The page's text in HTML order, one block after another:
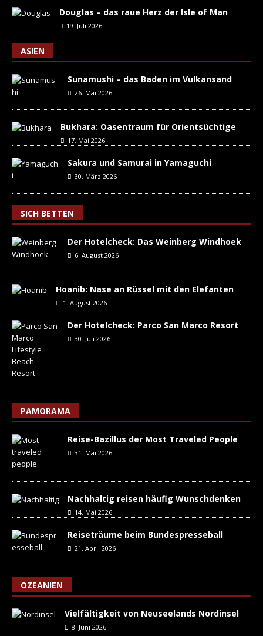
Douglas – das raue Herz der Isle of Man
19. Juli 2026
ASIEN
Sunamushi – das Baden im Vulkansand
26. Mai 2026
Bukhara: Oasentraum für Orientsüchtige
17. Mai 2026
Sakura und Samurai in Yamaguchi
30. März 2026
SICH BETTEN
Der Hotelcheck: Das Weinberg Windhoek
6. August 2026
Hoanib: Nase an Rüssel mit den Elefanten
1. August 2026
Der Hotelcheck: Parco San Marco Resort
30. Juli 2026
PAMORAMA
Reise-Bazillus der Most Traveled People
31. Mai 2026
Nachhaltig reisen häufig Wunschdenken
14. Mai 2026
Reiseträume beim Bundespresseball
21. April 2026
OZEANIEN
Vielfältigkeit von Neuseelands Nordinsel
8. Juni 2026